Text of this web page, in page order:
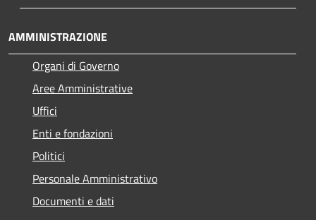
AMMINISTRAZIONE
Organi di Governo
Aree Amministrative
Uffici
Enti e fondazioni
Politici
Personale Amministrativo
Documenti e dati